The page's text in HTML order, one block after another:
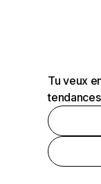
Tu veux